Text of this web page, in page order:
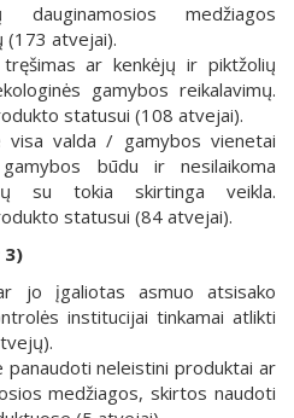
dauginamosios medžiagos
(173 atvejai).
ar kenkėjų ir piktžolių
gamybos reikalavimų.
statusui (108 atvejai).
visa valda / gamybos vienetai
būdu ir nesilaikoma
su tokia skirtinga veikla.
statusui (84 atvejai).
3)
jo įgaliotas asmuo atsisako
institucijai tinkamai atlikti
panaudoti neleistini produktai ar
medžiagos, skirtos naudoti